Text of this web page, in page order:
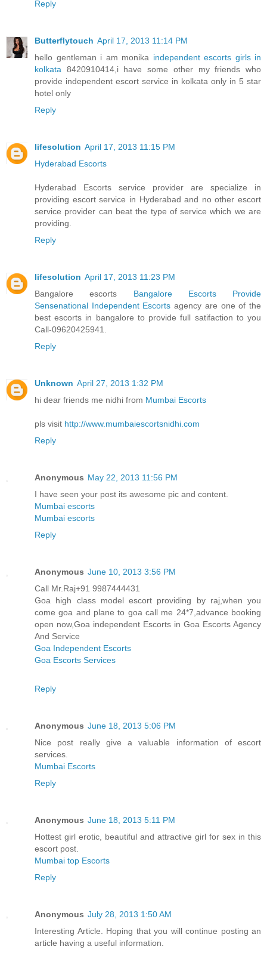
Reply
Butterflytouch April 17, 2013 11:14 PM
hello gentleman i am monika independent escorts girls in
kolkata 8420910414,i have some other my friends who
provide independent escort service in kolkata only in 5 star
hotel only
Reply
lifesolution April 17, 2013 11:15 PM
Hyderabad Escorts
Hyderabad Escorts service provider are specialize in
providing escort service in Hyderabad and no other escort
service provider can beat the type of service which we are
providing.
Reply
lifesolution April 17, 2013 11:23 PM
Bangalore escorts Bangalore Escorts Provide
Sensenational Independent Escorts agency are one of the
best escorts in bangalore to provide full satifaction to you
Call-09620425941.
Reply
Unknown April 27, 2013 1:32 PM
hi dear friends me nidhi from Mumbai Escorts
pls visit http://www.mumbaiescortsnidhi.com
Reply
Anonymous May 22, 2013 11:56 PM
I have seen your post its awesome pic and content.
Mumbai escorts
Mumbai escorts
Reply
Anonymous June 10, 2013 3:56 PM
Call Mr.Raj+91 9987444431
Goa high class model escort providing by raj,when you
come goa and plane to goa call me 24*7,advance booking
open now,Goa independent Escorts in Goa Escorts Agency
And Service
Goa Independent Escorts
Goa Escorts Services
Reply
Anonymous June 18, 2013 5:06 PM
Nice post really give a valuable information of escort
services.
Mumbai Escorts
Reply
Anonymous June 18, 2013 5:11 PM
Hottest girl erotic, beautiful and attractive girl for sex in this
escort post.
Mumbai top Escorts
Reply
Anonymous July 28, 2013 1:50 AM
Interesting Article. Hoping that you will continue posting an
article having a useful information.